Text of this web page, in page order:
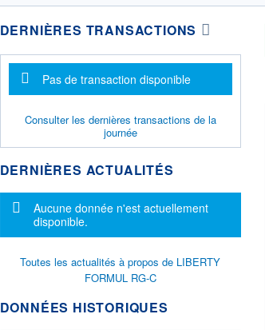
DERNIÈRES TRANSACTIONS
Message d'information
Pas de transaction disponible
Consulter les dernières transactions de la
journée
DERNIÈRES ACTUALITÉS
Message d'information
Aucune donnée n'est actuellement
disponible.
Toutes les actualités à propos de LIBERTY
FORMUL RG-C
DONNÉES HISTORIQUES